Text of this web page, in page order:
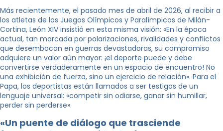
Más recientemente, el pasado mes de abril de 2026, al recibir a
los atletas de los Juegos Olímpicos y Paralímpicos de Milán-
Cortina, León XIV insistió en esta misma visión: «En la época
actual, tan marcada por polarizaciones, rivalidades y conflictos
que desembocan en guerras devastadoras, su compromiso
adquiere un valor aún mayor: ¡el deporte puede y debe
convertirse verdaderamente en un espacio de encuentro! No
una exhibición de fuerza, sino un ejercicio de relación». Para el
Papa, los deportistas están llamados a ser testigos de un
lenguaje universal: «competir sin odiarse, ganar sin humillar,
perder sin perderse».
«Un puente de diálogo que trasciende